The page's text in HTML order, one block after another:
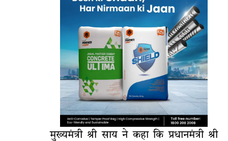
मुख्यमंत्री श्री साय ने कहा कि प्रधानमंत्री श्री